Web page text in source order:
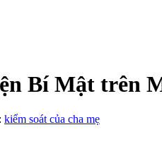
Bí Mật trên
kiểm soát của cha mẹ